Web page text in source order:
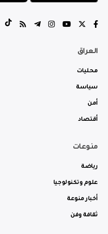
العراق
محليات
سياسة
أمن
أقتصاد
منوعات
رياضة
علوم وتكنولوجيا
أخبار منوعة
ثقافة وفن